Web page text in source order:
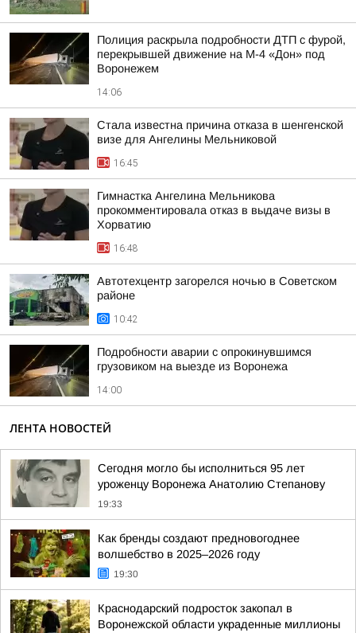
Полиция раскрыла подробности ДТП с фурой,
перекрывшей движение на М-4 «Дон» под
Воронежем
14:06
Стала известна причина отказа в шенгенской
визе для Ангелины Мельниковой
16:45
Гимнастка Ангелина Мельникова
прокомментировала отказ в выдаче визы в
Хорватию
16:48
Автотехцентр загорелся ночью в Советском
районе
10:42
Подробности аварии с опрокинувшимся
грузовиком на выезде из Воронежа
14:00
ЛЕНТА НОВОСТЕЙ
Сегодня могло бы исполниться 95 лет
уроженцу Воронежа Анатолию Степанову
19:33
Как бренды создают предновогоднее
волшебство в 2025–2026 году
19:30
Краснодарский подросток закопал в
Воронежской области украденные миллионы